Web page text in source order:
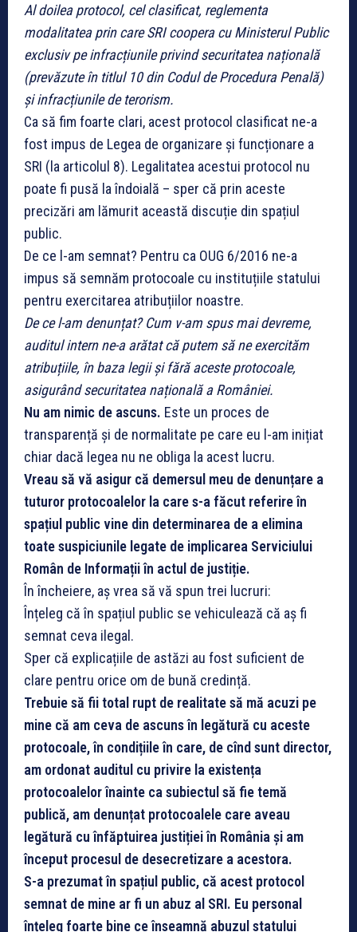
Al doilea protocol, cel clasificat, reglementa
modalitatea prin care SRI coopera cu Ministerul Public
exclusiv pe infracțiunile privind securitatea națională
(prevăzute în titlul 10 din Codul de Procedura Penală)
și infracțiunile de terorism.
Ca să fim foarte clari, acest protocol clasificat ne-a
fost impus de Legea de organizare și funcționare a
SRI (la articolul 8). Legalitatea acestui protocol nu
poate fi pusă la îndoială – sper că prin aceste
precizări am lămurit această discuție din spațiul
public.
De ce l-am semnat? Pentru ca OUG 6/2016 ne-a
impus să semnăm protocoale cu instituțiile statului
pentru exercitarea atribuțiilor noastre.
De ce l-am denunțat? Cum v-am spus mai devreme,
auditul intern ne-a arătat că putem să ne exercităm
atribuțiile, în baza legii și fără aceste protocoale,
asigurând securitatea națională a României.
Nu am nimic de ascuns. Este un proces de
transparență și de normalitate pe care eu l-am inițiat
chiar dacă legea nu ne obliga la acest lucru.
Vreau să vă asigur că demersul meu de denunțare a
tuturor protocoalelor la care s-a făcut referire în
spațiul public vine din determinarea de a elimina
toate suspiciunile legate de implicarea Serviciului
Român de Informații în actul de justiție.
În încheiere, aș vrea să vă spun trei lucruri:
Înțeleg că în spațiul public se vehiculează că aș fi
semnat ceva ilegal.
Sper că explicațiile de astăzi au fost suficient de
clare pentru orice om de bună credință.
Trebuie să fii total rupt de realitate să mă acuzi pe
mine că am ceva de ascuns în legătură cu aceste
protocoale, în condițiile în care, de cînd sunt director,
am ordonat auditul cu privire la existența
protocoalelor înainte ca subiectul să fie temă
publică, am denunțat protocoalele care aveau
legătură cu înfăptuirea justiției în România și am
început procesul de desecretizare a acestora.
S-a prezumat în spațiul public, că acest protocol
semnat de mine ar fi un abuz al SRI. Eu personal
înțeleg foarte bine ce înseamnă abuzul statului